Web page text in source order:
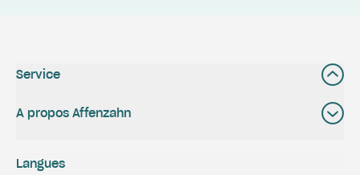
Service
A propos Affenzahn
Langues